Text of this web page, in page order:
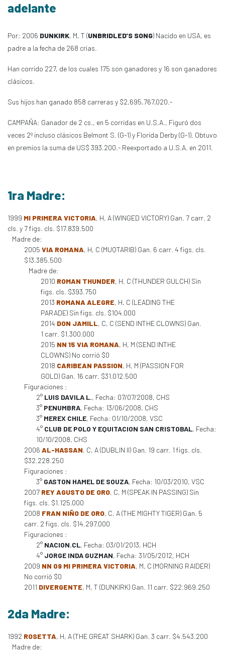
adelante
Por: 2006 DUNKIRK, M, T (UNBRIDLED'S SONG) Nacido en USA, es
padre a la fecha de 268 crías.
Han corrido 227, de los cuales 175 son ganadores y 16 son ganadores
clásicos.
Sus hijos han ganado 858 carreras y $2,695,767,020.-
CAMPAÑA: Ganador de 2 cs., en 5 corridas en U.S.A., Figuró dos
veces 2º incluso clásicos Belmont S. (G-1) y Florida Derby (G-1). Obtuvo
en premios la suma de US$ 393.200.- Reexportado a U.S.A. en 2011.
1ra Madre:
1999 MI PRIMERA VICTORIA, H, A (WINGED VICTORY) Gan. 7 carr. 2
cls. y 7 figs. cls. $17.839.500
Madre de:
2005 VIA ROMANA, H, C (MUQTARIB) Gan. 6 carr. 4 figs. cls.
$13.385.500
Madre de:
2010 ROMAN THUNDER, H, C (THUNDER GULCH) Sin
figs. cls. $393.750
2013 ROMANA ALEGRE, H, C (LEADING THE
PARADE) Sin figs. cls. $104.000
2014 DON JAMILL, C, C (SEND INTHE CLOWNS) Gan.
1 carr. $1.300.000
2015 NN 15 VIA ROMANA, H, M (SEND INTHE
CLOWNS) No corrió $0
2018 CARIBEAN PASSION, H, M (PASSION FOR
GOLD) Gan. 16 carr. $31.012.500
Figuraciones :
2° LUIS DAVILA L., Fecha: 07/07/2008, CHS
3° PENUMBRA, Fecha: 13/06/2008, CHS
3° MEREX CHILE, Fecha: 01/10/2008, VSC
4° CLUB DE POLO Y EQUITACION SAN CRISTOBAL, Fecha:
10/10/2008, CHS
2006 AL-HASSAN, C, A (DUBLIN II) Gan. 19 carr. 1 figs. cls.
$32.228.250
Figuraciones :
3° GASTON HAMEL DE SOUZA, Fecha: 10/03/2010, VSC
2007 REY AGUSTO DE ORO, C, M (SPEAK IN PASSING) Sin
figs. cls. $1.125.000
2008 FRAN NIÑO DE ORO, C, A (THE MIGHTY TIGER) Gan. 5
carr. 2 figs. cls. $14.297.000
Figuraciones :
2° NACION.CL, Fecha: 03/01/2013, HCH
4° JORGE INDA GUZMAN, Fecha: 31/05/2012, HCH
2009 NN 09 MI PRIMERA VICTORIA, M, C (MORNING RAIDER)
No corrió $0
2011 DIVERGENTE, M, T (DUNKIRK) Gan. 11 carr. $22.969.250
2da Madre:
1992 ROSETTA, H, A (THE GREAT SHARK) Gan. 3 carr. $4.543.200
Madre de: